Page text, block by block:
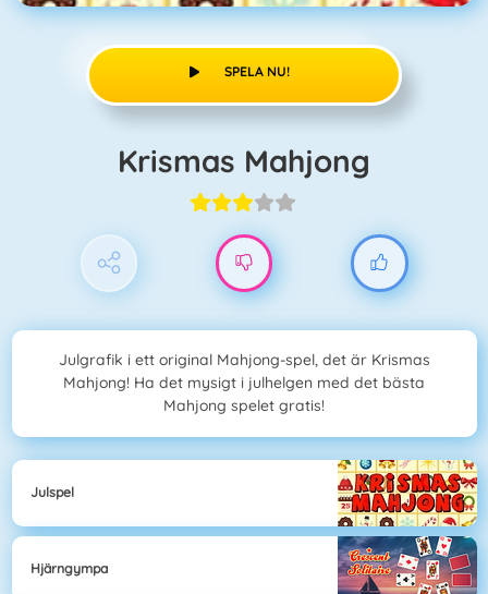
SPELA NU!
Krismas Mahjong
Julgrafik i ett original Mahjong-spel, det är Krismas
Mahjong! Ha det mysigt i julhelgen med det bästa
Mahjong spelet gratis!
Julspel
Hjärngympa